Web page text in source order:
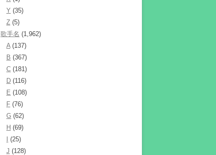
Y (35)
Z (5)
歌手名 (1,962)
A(137)
B (367)
C (181)
D (116)
E (108)
F (76)
G (62)
H (69)
(25)
J (128)